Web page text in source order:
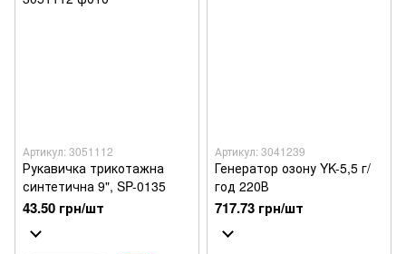
Артикул: 3051112
Рукавичка трикотажна
синтетична 9", SP-0135
43.50 грн/шт
Артикул: 3041239
Генератор озону YK-5,5 г/
год 220В
717.73 грн/шт